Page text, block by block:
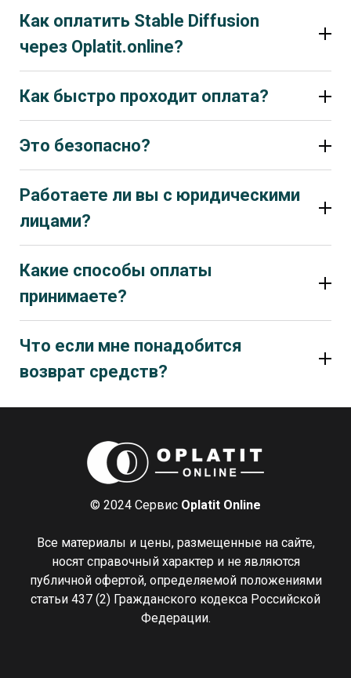
Как оплатить Stable Diffusion
через Oplatit.online?
Как быстро проходит оплата?
Это безопасно?
Да, это безопасно. Платеж проводится через
официальный способ оплаты Stable Diffusion (Ko-fi),
а доступ к аккаунту передавать не требуется.
Работаете ли вы с юридическими
лицами?
Какие способы оплаты
принимаете?
Что если мне понадобится
возврат средств?
© 2024 Сервис Oplatit Online
Все материалы и цены, размещенные на сайте,
носят справочный характер и не являются
публичной офертой, определяемой положениями
статьи 437 (2) Гражданского кодекса Российской
Федерации.